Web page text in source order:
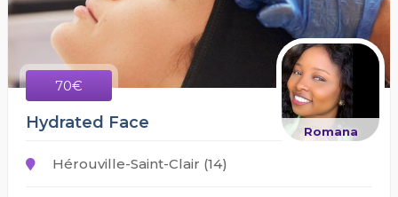
70€
Romana
Hydrated Face
Hérouville-Saint-Clair (14)